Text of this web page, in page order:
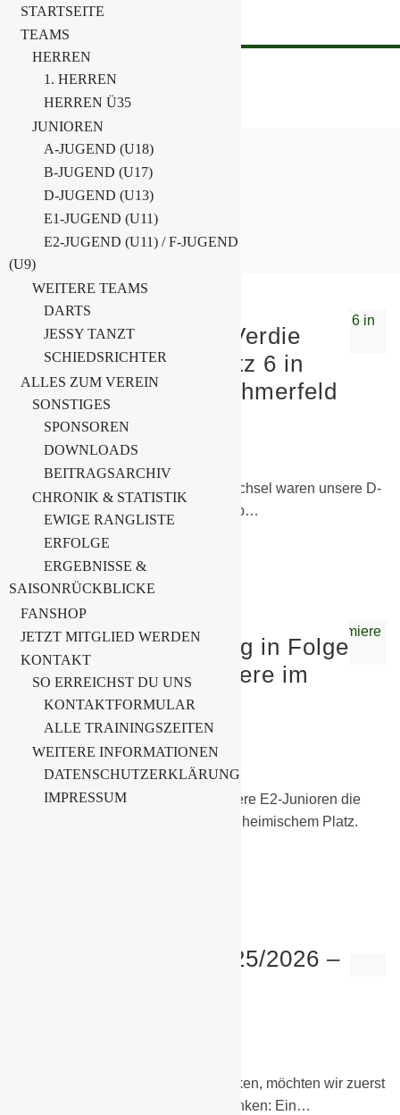
NEUIGKEITEN
Home Neuigkeiten Page 2
D-Junioren beim 3. Verdie
Cup in Turnow – Platz 6 in
einem starken Teilnehmerfeld
30. Juni 2026
D-Junioren
Bei Sonne, Wind und Regen im Wechsel waren unsere D-
Junioren gestern beim 3. Verdie Cup…
E2 feiert zweiten Sieg in Folge
– Erfolgreiche Premiere im
neuen Trikotsatz!
30. Juni 2026
Am gestrigen Sonntag empfing unsere E2-Junioren die
Mannschaft der SG Friedersdorf auf heimischem Platz.
Saisonabschluss 2025/2026 –
Bevor wir auf die Saison zurückblicken, möchten wir zuerst
einem ganz besonderen Partner danken: Ein…
STARTSEITE
TEAMS
HERREN
1. HERREN
HERREN Ü35
JUNIOREN
A-JUGEND (U18)
B-JUGEND (U17)
D-JUGEND (U13)
E1-JUGEND (U11)
E2-JUGEND (U11) / F-JUGEND
(U9)
WEITERE TEAMS
DARTS
JESSY TANZT
SCHIEDSRICHTER
ALLES ZUM VEREIN
SONSTIGES
SPONSOREN
DOWNLOADS
BEITRAGSARCHIV
CHRONIK & STATISTIK
EWIGE RANGLISTE
ERFOLGE
ERGEBNISSE &
SAISONRÜCKBLICKE
FANSHOP
JETZT MITGLIED WERDEN
KONTAKT
SO ERREICHST DU UNS
KONTAKTFORMULAR
ALLE TRAININGSZEITEN
WEITERE INFORMATIONEN
DATENSCHUTZERKLÄRUNG
IMPRESSUM